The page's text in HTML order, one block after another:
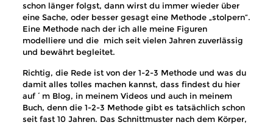
schon länger folgst, dann wirst du immer wieder über
eine Sache, oder besser gesagt eine Methode „stolpern“.
Eine Methode nach der ich alle meine Figuren
modelliere und die mich seit vielen Jahren zuverlässig
und bewährt begleitet.
Richtig, die Rede ist von der 1-2-3 Methode und was du
damit alles tolles machen kannst, dass findest du hier
auf´m Blog, in meinem Videos und auch in meinem
Buch, denn die 1-2-3 Methode gibt es tatsächlich schon
seit fast 10 Jahren. Das Schnittmuster nach dem Körper,